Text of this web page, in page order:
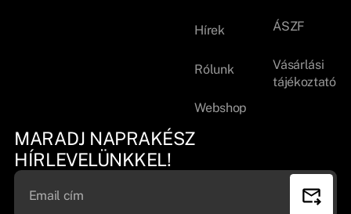
Hírek
Rólunk
Webshop
ÁSZF
Vásárlási
tájékoztató
MARADJ NAPRAKÉSZ
HÍRLEVELÜNKKEL!